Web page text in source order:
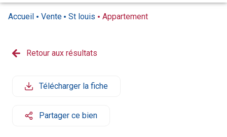
Appartements
Locations
Appartements
commerciaux
Vendus
Accueil Vente St louis Appartement
Retour aux résultats
Télécharger la fiche
Partager ce bien